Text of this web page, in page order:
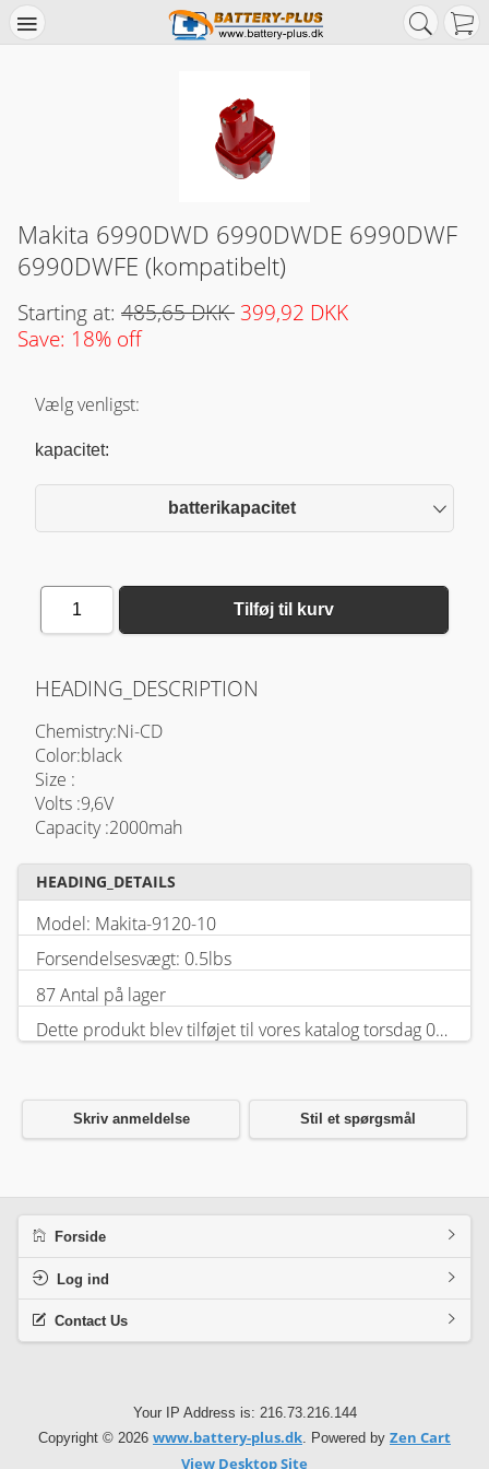
Makita 6990DWD 6990DWDE 6990DWF
6990DWFE (kompatibelt)
Starting at: 485,65 DKK 399,92 DKK
Save: 18% off
Vælg venligst:
kapacitet:
batterikapacitet
1 Tilføj til kurv
HEADING_DESCRIPTION
Chemistry:Ni-CD
Color:black
Size :
Volts :9,6V
Capacity :2000mah
HEADING_DETAILS
Model: Makita-9120-10
Forsendelsesvægt: 0.5lbs
87 Antal på lager
Dette produkt blev tilføjet til vores katalog torsdag 05 februar, 2026.
Skriv anmeldelse Stil et spørgsmål
Forside
Log ind
Contact Us
Your IP Address is: 216.73.216.144
Copyright © 2026 www.battery-plus.dk. Powered by Zen Cart
View Desktop Site